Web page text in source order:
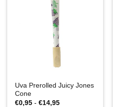
Uva Prerolled Juicy Jones
Cone
€0,95 - €14,95Rango